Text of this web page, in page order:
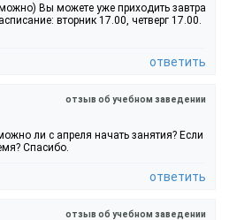
Вы можете уже приходить завтра
вторник 17.00, четверг 17.00.
ответить
отзыв об учебном заведении
ли с апреля начать занятия? Если
Спасибо.
ответить
отзыв об учебном заведении